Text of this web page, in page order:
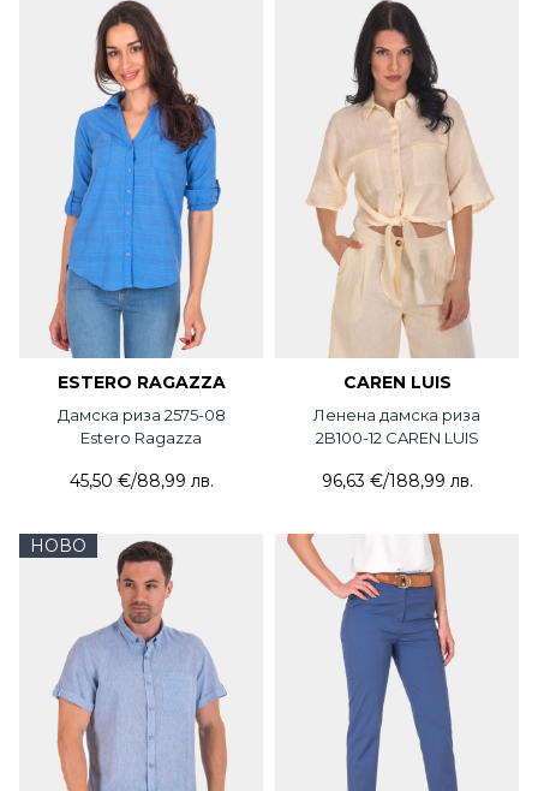
ESTERO RAGAZZA
Дамска риза 2575-08
Estero Ragazza
45,50 €/88,99 лв.
CAREN LUIS
Ленена дамска риза
2B100-12 CAREN LUIS
96,63 €/188,99 лв.
НОВО